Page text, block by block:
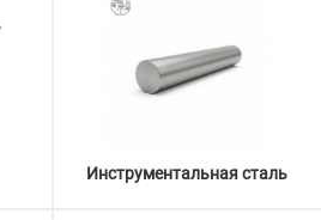
Инструментальная сталь